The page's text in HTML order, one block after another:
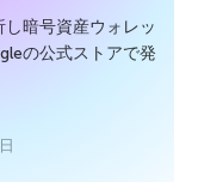
暗号資産ウォレッ
の公式ストアで発